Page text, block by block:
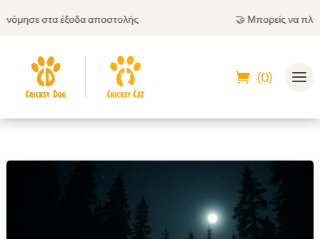
στα έξοδα αποστολής Μπορείς να
(0)